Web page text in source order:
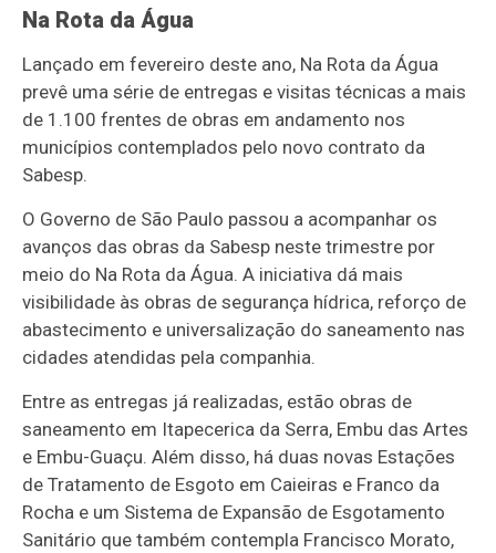
Na Rota da Água
Lançado em fevereiro deste ano, Na Rota da Água
prevê uma série de entregas e visitas técnicas a mais
de 1.100 frentes de obras em andamento nos
municípios contemplados pelo novo contrato da
Sabesp.
O Governo de São Paulo passou a acompanhar os
avanços das obras da Sabesp neste trimestre por
meio do Na Rota da Água. A iniciativa dá mais
visibilidade às obras de segurança hídrica, reforço de
abastecimento e universalização do saneamento nas
cidades atendidas pela companhia.
Entre as entregas já realizadas, estão obras de
saneamento em Itapecerica da Serra, Embu das Artes
e Embu-Guaçu. Além disso, há duas novas Estações
de Tratamento de Esgoto em Caieiras e Franco da
Rocha e um Sistema de Expansão de Esgotamento
Sanitário que também contempla Francisco Morato,